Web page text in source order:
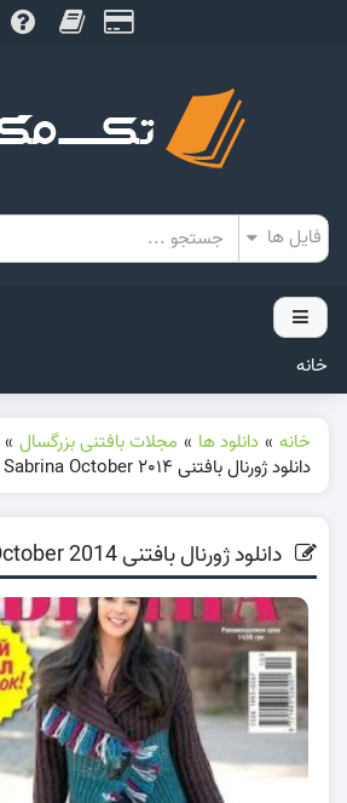
خانه
خانه » دانلود ها » مجلات بافتنی بزرگسال »
دانلود ژورنال بافتنی Sabrina October 2014
دانلود ژورنال بافتنی Sabrina October 2014